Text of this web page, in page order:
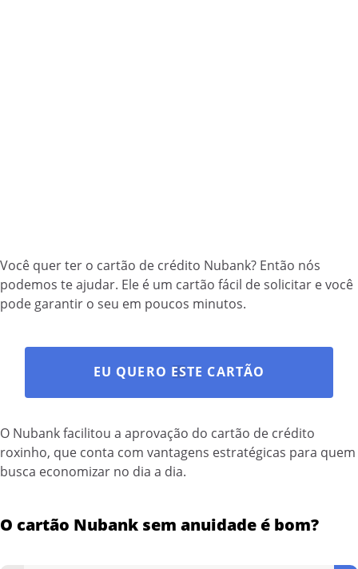
Você quer ter o cartão de crédito Nubank? Então nós
podemos te ajudar. Ele é um cartão fácil de solicitar e você
pode garantir o seu em poucos minutos.
EU QUERO ESTE CARTÃO
O Nubank facilitou a aprovação do cartão de crédito
roxinho, que conta com vantagens estratégicas para quem
busca economizar no dia a dia.
O cartão Nubank sem anuidade é bom?